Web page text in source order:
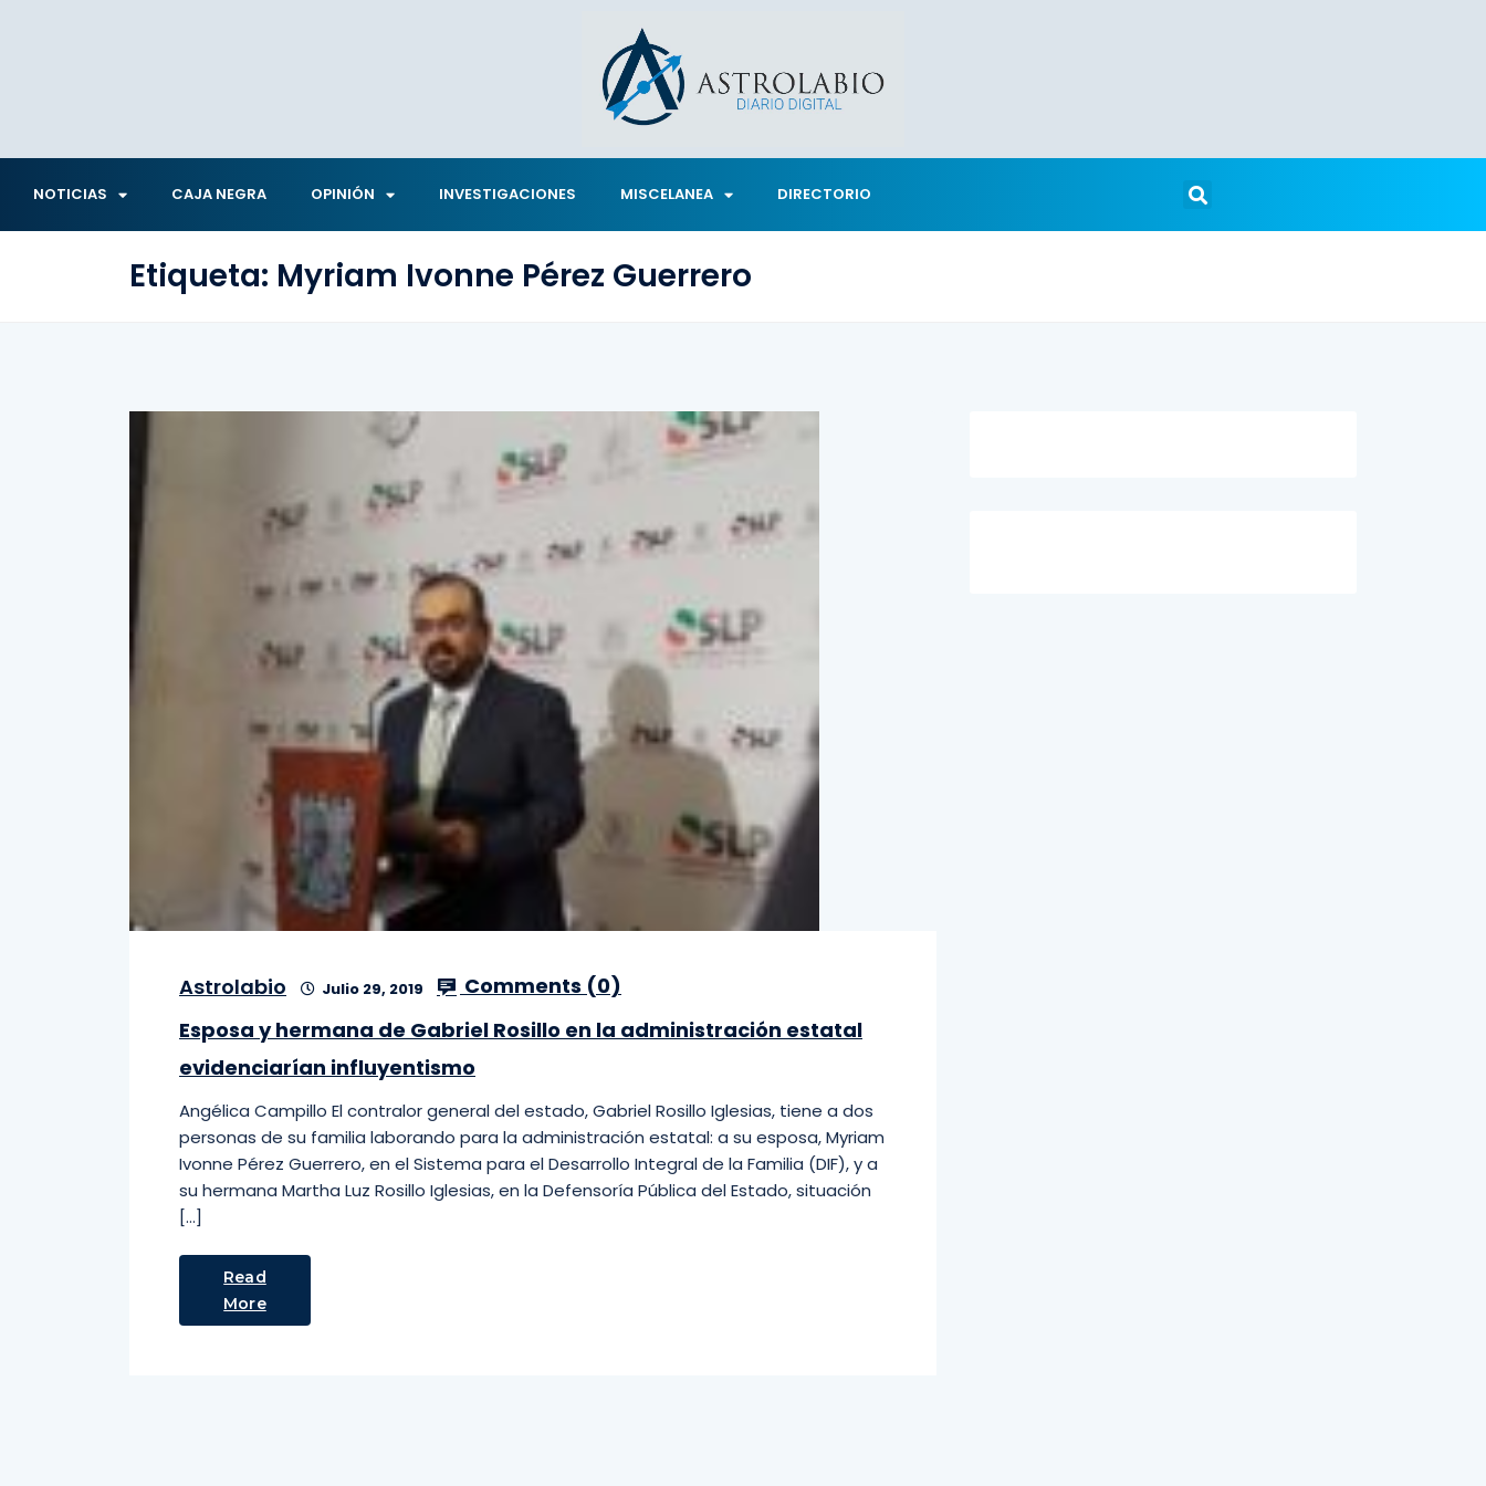
NOTICIAS CAJA NEGRA OPINIÓN INVESTIGACIONES MISCELANEA DIRECTORIO
Etiqueta: Myriam Ivonne Pérez Guerrero
Astrolabio Julio 29, 2019 Comments (0)
Esposa y hermana de Gabriel Rosillo en la administración estatal
evidenciarían influyentismo
Angélica Campillo El contralor general del estado, Gabriel Rosillo Iglesias, tiene a dos
personas de su familia laborando para la administración estatal: a su esposa, Myriam
Ivonne Pérez Guerrero, en el Sistema para el Desarrollo Integral de la Familia (DIF), y a
su hermana Martha Luz Rosillo Iglesias, en la Defensoría Pública del Estado, situación
[…]
Read
More